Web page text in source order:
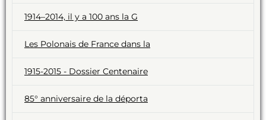
1914–2014, il y a 100 ans la G
Les Polonais de France dans la
1915-2015 - Dossier Centenaire
85° anniversaire de la déporta